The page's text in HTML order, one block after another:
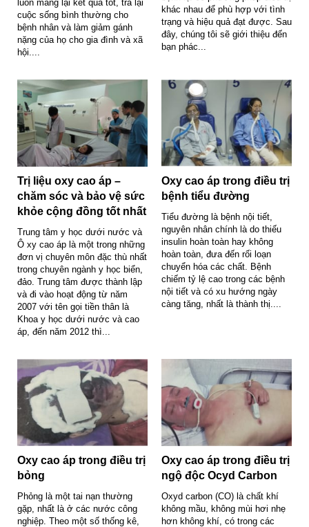
luôn mang lại kết quả tốt, trả lại
cuộc sống bình thường cho
bệnh nhân và làm giảm gánh
nặng của họ cho gia đình và xã
hội....
khác nhau để phù hợp với tình
trạng và hiệu quả đạt được. Sau
đây, chúng tôi sẽ giới thiệu đến
bạn phác...
Trị liệu oxy cao áp –
chăm sóc và bảo vệ sức
khỏe cộng đồng tốt nhất
Trung tâm y học dưới nước và
Ô xy cao áp là một trong những
đơn vị chuyên môn đặc thù nhất
trong chuyên ngành y học biển,
đảo. Trung tâm được thành lập
và đi vào hoạt động từ năm
2007 với tên gọi tiền thân là
Khoa y học dưới nước và cao
áp, đến năm 2012 thì...
Oxy cao áp trong điều trị
bệnh tiểu đường
Tiểu đường là bệnh nội tiết,
nguyên nhân chính là do thiếu
insulin hoàn toàn hay không
hoàn toàn, đưa đến rối loạn
chuyển hóa các chất. Bệnh
chiếm tỷ lệ cao trong các bệnh
nội tiết và có xu hướng ngày
càng tăng, nhất là thành thị....
Oxy cao áp trong điều trị
bỏng
Phỏng là một tai nạn thường
gặp, nhất là ở các nước công
nghiệp. Theo một số thống kê,
Oxy cao áp trong điều trị
ngộ độc Ocyd Carbon
Oxyd carbon (CO) là chất khí
không mầu, không mùi hơi nhẹ
hơn không khí, có trong các